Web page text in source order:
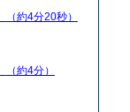
（約4分20秒）
（約4分）